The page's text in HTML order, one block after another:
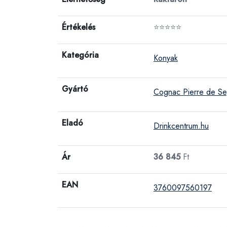
Értékelés ⭐⭐⭐⭐⭐
Kategória Konyak
Gyártó Cognac Pierre de
Eladó Drinkcentrum.hu
Ár 36 845Ft
EAN 3760097560197